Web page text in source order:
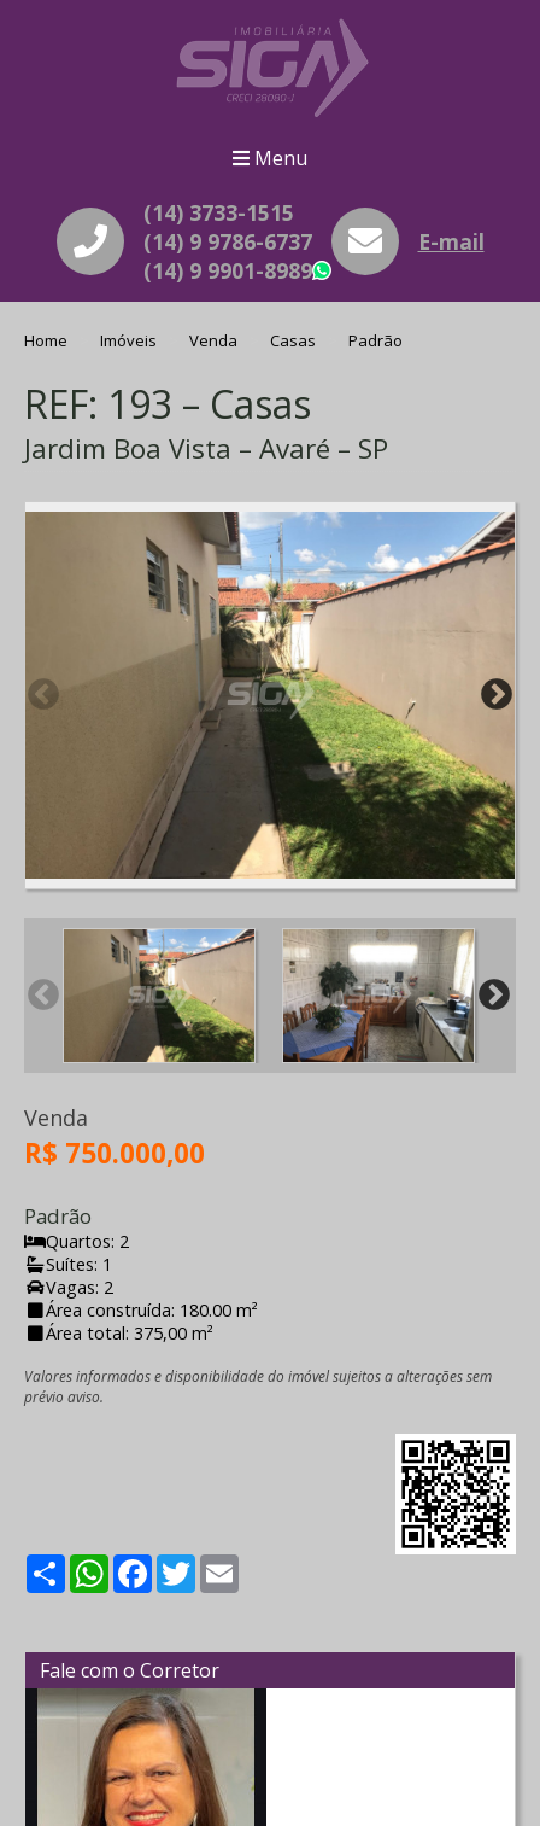
Menu
(14) 3733-1515
(14) 9 9786-6737
(14) 9 9901-8989
WhatsApp
E-mail
Home Imóveis Venda Casas Padrão
REF: 193 – Casas
Jardim Boa Vista – Avaré – SP
Venda
R$ 750.000,00
Padrão
Quartos: 2
Suítes: 1
Vagas: 2
Área construída: 180.00 m²
Área total: 375,00 m²
Valores informados e disponibilidade do imóvel sujeitos a alterações sem
prévio aviso.
ShareWhatsApp
Facebook
Twitter
Fale com o Corretor